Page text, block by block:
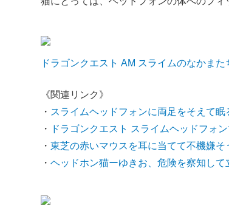
ドラゴンクエスト AM スライムのなかま
《関連リンク》
・ スライムヘッドフォンに両足をそえて眠
・
ドラゴンクエスト スライムヘッドフォ
・東芝の赤いマウスを耳に当てて不機嫌そ
・ヘッドホン猫ーゆきお、危険を察知して